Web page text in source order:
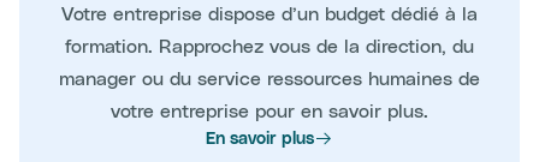
Votre entreprise dispose d’un budget dédié à la
formation. Rapprochez vous de la direction, du
manager ou du service ressources humaines de
votre entreprise pour en savoir plus.
En savoir plus